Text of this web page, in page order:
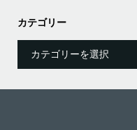
カテゴリー